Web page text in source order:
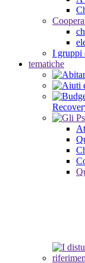
I gruppi
tematiche